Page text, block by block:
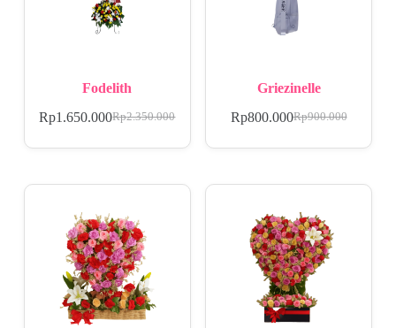
Fodelith
Rp2.350.000
Rp1.650.000
Griezinelle
Rp900.000
Rp800.000